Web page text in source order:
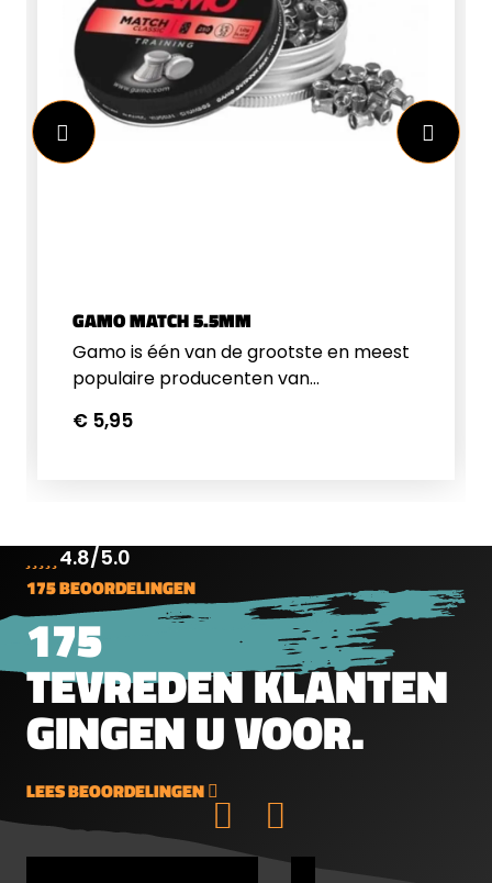
Deze gasram zijn voorzien van een
magazijn zodat u snel achter elkaar
kunt schieten.Specificaties Gamo HPA
Maxxim
IGTLengte:&nbsp;115cmGewicht:
3.2kg24 joule in kaliber 4.5 &amp;
GAMO MATCH 5.5MM
Gamo is één van de grootste en meest
populaire producenten van
accessoires voor de schietsport. Ze
€ 5,95
4.8/5.0
175 BEOORDELINGEN
175
TEVREDEN KLANTEN
GINGEN U VOOR.
LEES BEOORDELINGEN